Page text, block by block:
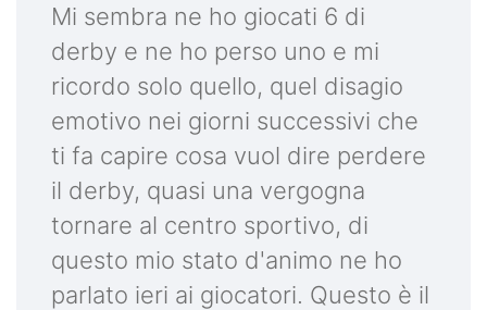
Mi sembra ne ho giocati 6 di
derby e ne ho perso uno e mi
ricordo solo quello, quel disagio
emotivo nei giorni successivi che
ti fa capire cosa vuol dire perdere
il derby, quasi una vergogna
tornare al centro sportivo, di
questo mio stato d'animo ne ho
parlato ieri ai giocatori. Questo è il